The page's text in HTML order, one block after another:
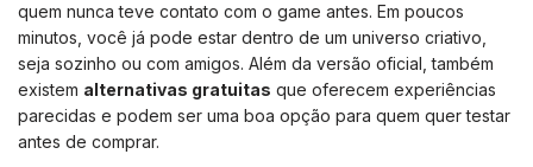
quem nunca teve contato com o game antes. Em poucos
minutos, você já pode estar dentro de um universo criativo,
seja sozinho ou com amigos. Além da versão oficial, também
existem alternativas gratuitas que oferecem experiências
parecidas e podem ser uma boa opção para quem quer testar
antes de comprar.